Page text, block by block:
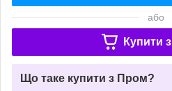
або
Купити з
Що таке купити з Пром?